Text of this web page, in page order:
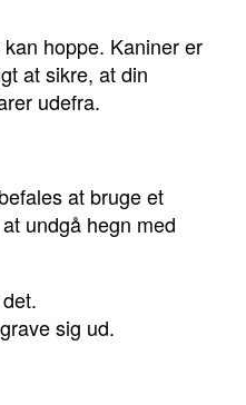
hoppe. Kaniner er
at sikre, at din
udefra.
at bruge et
undgå hegn med
sig ud.